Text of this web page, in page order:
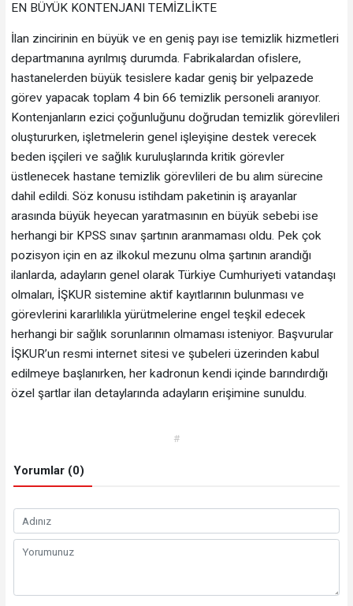
EN BÜYÜK KONTENJANI TEMİZLİKTE
İlan zincirinin en büyük ve en geniş payı ise temizlik hizmetleri
departmanına ayrılmış durumda. Fabrikalardan ofislere,
hastanelerden büyük tesislere kadar geniş bir yelpazede
görev yapacak toplam 4 bin 66 temizlik personeli aranıyor.
Kontenjanların ezici çoğunluğunu doğrudan temizlik görevlileri
oluştururken, işletmelerin genel işleyişine destek verecek
beden işçileri ve sağlık kuruluşlarında kritik görevler
üstlenecek hastane temizlik görevlileri de bu alım sürecine
dahil edildi. Söz konusu istihdam paketinin iş arayanlar
arasında büyük heyecan yaratmasının en büyük sebebi ise
herhangi bir KPSS sınav şartının aranmaması oldu. Pek çok
pozisyon için en az ilkokul mezunu olma şartının arandığı
ilanlarda, adayların genel olarak Türkiye Cumhuriyeti vatandaşı
olmaları, İŞKUR sistemine aktif kayıtlarının bulunması ve
görevlerini kararlılıkla yürütmelerine engel teşkil edecek
herhangi bir sağlık sorunlarının olmaması isteniyor. Başvurular
İŞKUR’un resmi internet sitesi ve şubeleri üzerinden kabul
edilmeye başlanırken, her kadronun kendi içinde barındırdığı
özel şartlar ilan detaylarında adayların erişimine sunuldu.
#
Yorumlar (0)